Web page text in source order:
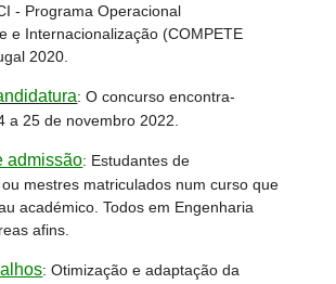
- Programa Operacional
e Internacionalização (COMPETE
2020.
: O concurso encontra-
a 25 de novembro 2022.
admissão: Estudantes de
mestres matriculados num curso que
académico. Todos em Engenharia
afins.
:Otimização e adaptação da